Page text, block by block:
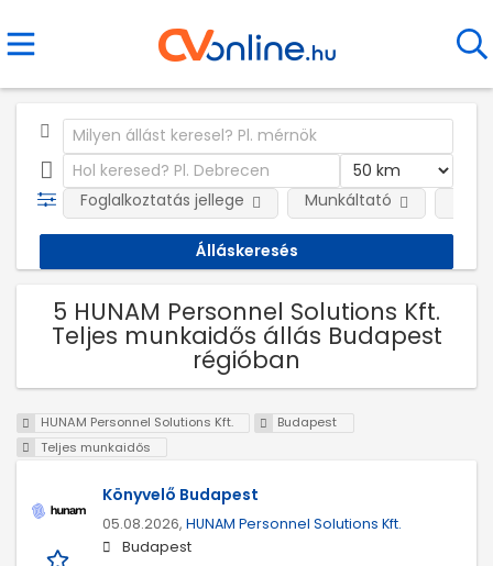
Foglalkoztatás jellege Munkáltató
5 HUNAM Personnel Solutions Kft.
Teljes munkaidős állás Budapest
régióban
HUNAM Personnel Solutions Kft.
Budapest
Teljes munkaidős
Könyvelő Budapest
05.08.2026, HUNAM Personnel Solutions Kft.
Budapest